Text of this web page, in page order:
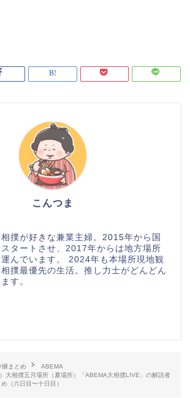
こんつま
撲が好きな兼業主婦。2015年から国
タートさせ、2017年からは地方場所
んでいます。 2024年も本場所現地観
撲最優先の生活。推し力士がどんどん
す。
継まとめ
ABEMA
大相撲五月場所（夏場所）「ABEMA大相撲LIVE」の解説者
（六日目〜十日目）